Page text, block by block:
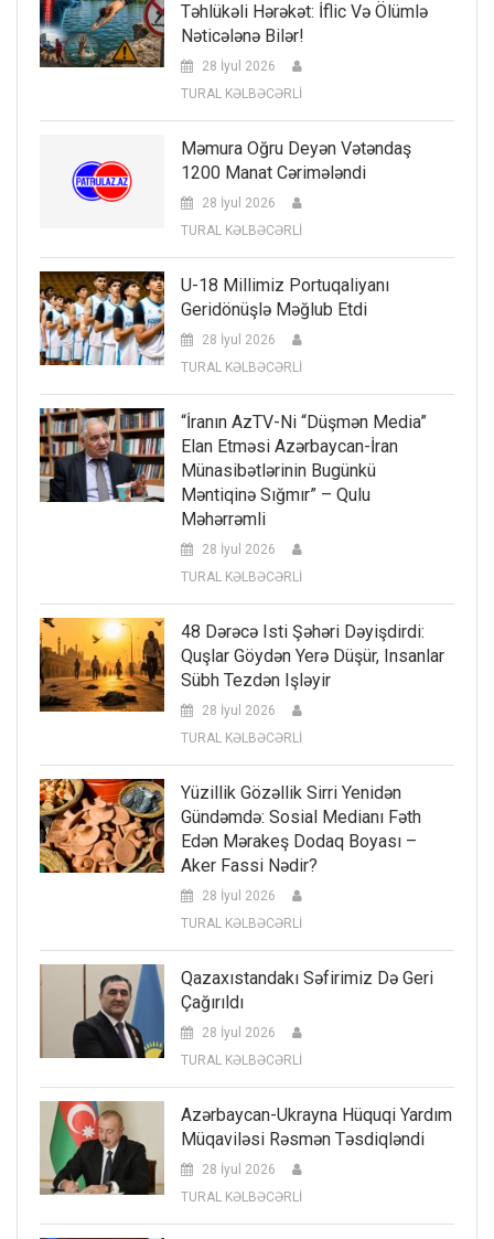
Təhlükəli Hərəkət: İflic Və Ölümlə
Nəticələnə Bilər!
28 İyul 2026
TURAL KƏLBƏCƏRLİ
Məmura Oğru Deyən Vətəndaş
1200 Manat Cərimələndi
28 İyul 2026
TURAL KƏLBƏCƏRLİ
U-18 Millimiz Portuqaliyanı
Geridönüşlə Məğlub Etdi
28 İyul 2026
TURAL KƏLBƏCƏRLİ
“İranın AzTV-Ni “düşmən Media”
Elan Etməsi Azərbaycan-İran
Münasibətlərinin Bugünkü
Məntiqinə Sığmır” – Qulu
Məhərrəmli
28 İyul 2026
TURAL KƏLBƏCƏRLİ
48 Dərəcə Isti Şəhəri Dəyişdirdi:
Quşlar Göydən Yerə Düşür, Insanlar
Sübh Tezdən Işləyir
28 İyul 2026
TURAL KƏLBƏCƏRLİ
Yüzillik Gözəllik Sirri Yenidən
Gündəmdə: Sosial Medianı Fəth
Edən Mərakeş Dodaq Boyası –
Aker Fassi Nədir?
28 İyul 2026
TURAL KƏLBƏCƏRLİ
Qazaxıstandakı Səfirimiz Də Geri
Çağırıldı
28 İyul 2026
TURAL KƏLBƏCƏRLİ
Azərbaycan-Ukrayna Hüquqi Yardım
Müqaviləsi Rəsmən Təsdiqləndi
28 İyul 2026
TURAL KƏLBƏCƏRLİ